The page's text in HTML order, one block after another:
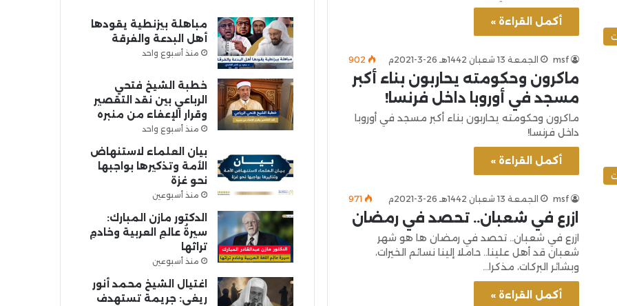
أكمل القراءة »
msf الجمعة 13 شعبان 1442هـ 26-3-2021م 902
ماكرون وحكومته يحاربون بناء أكبر
مسجد في أوروبا داخل فرنسا!
ماكرون وحكومته يحاربون بناء أكبر مسجد في أوروبا
داخل فرنسا!
أكمل القراءة »
msf الجمعة 13 شعبان 1442هـ 26-3-2021م 971
ازرع في شعبان.. تحصد في رمضان
ازرع في شعبان.. تحصد في رمضان ها هو شهر
شعبان قد أهل علينا.. حاملا إلينا نسائم الخيرات،
وبشائر البركات، مذكرا…
أكمل القراءة »
مباهلة بيزنطية يقودها
أهل البدعة والفرقة
منذ أسبوع واحد
خطبة الشيخ فتحي
الرباعي بين نقد التقصير
وقرار الإعفاء من منبره
منذ أسبوع واحد
بيان العلماء لاستنهاض
الأمة وتذكيرها بواجبها
نحو غزة
منذ أسبوعين
الدكتور مازن المبارك:
سيرةُ عالمِ العربية وخادمِ
تراثها
منذ أسبوعين
اغتيال الشيخ محمد أنور
ريغي: جريمة تستهدف